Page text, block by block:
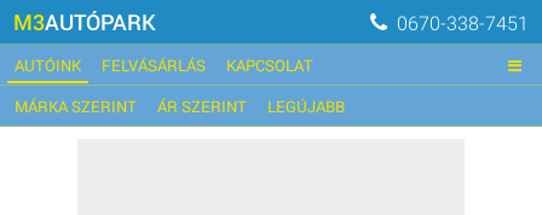
M3AUTÓPARK 0670-338-7451
AUTÓINK FELVÁSÁRLÁS
KAPCSOLAT
MÁRKA SZERINT
ÁR SZERINT LEGÚJABB